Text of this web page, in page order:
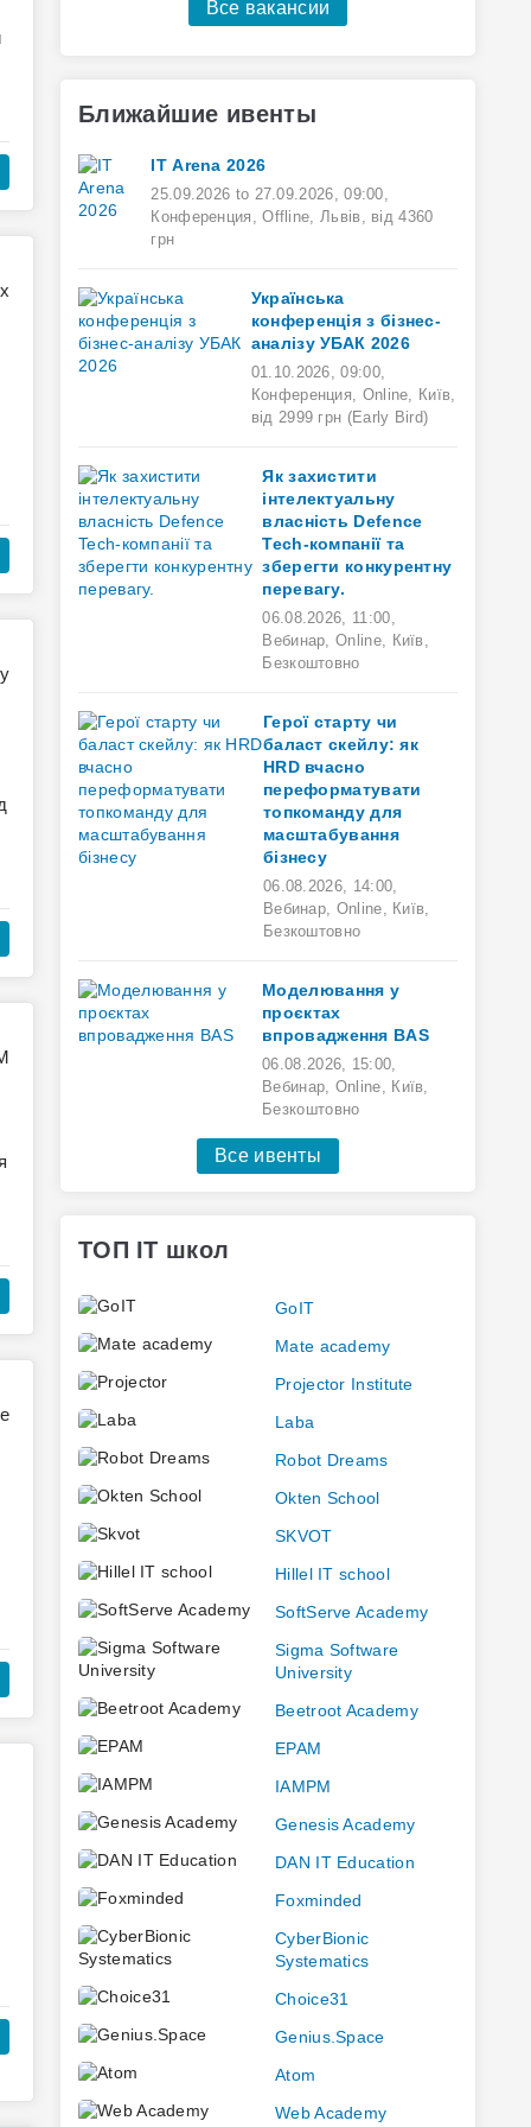
Все вакансии
Ближайшие ивенты
ІТ Arena 2026
25.09.2026 to 27.09.2026 09:00
Конференция,
Offline, Львів,
від 4360
грн
Українська
конференція з бізнес-
аналізу УБАК 2026
01.10.2026 09:00,
Конференция,
Online,
Київ,
від 2999 грн (Early Bird)
Як захистити
інтелектуальну
власність Defence
Tech-компанії та
зберегти конкурентну
перевагу.
06.08.2026 11:00
Вебинар,
Online,
Київ,
Безкоштовно
Герої старту чи
баласт скейлу: як
HRD вчасно
переформатувати
топкоманду для
масштабування
бізнесу
06.08.2026, 14:00
Вебинар, Online,
Київ,
Безкоштовно
Моделювання у
проєктах
впровадження BAS
06.08.2026 15:00
Вебинар, Online,
Київ,
Безкоштовно
Все ивенты
ТОП IT школ
GoIT
Mate academy
Projector Institute
Laba
Robot Dreams
Okten School
SKVOT
Hillel IT school
SoftServe Academy
Sigma Software
University
Beetroot Academy
EPAM
IAMPM
Genesis Academy
DAN IT Education
Foxminded
CyberBionic
Systematics
Choice31
Genius.Space
Atom
Web Academy